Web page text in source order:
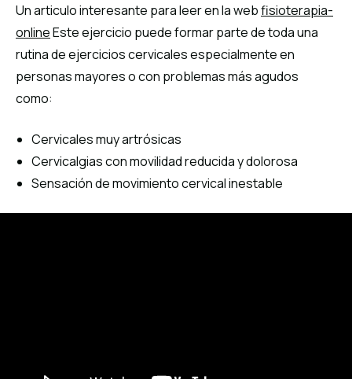
Un articulo interesante para leer en la webfisioterapia-
onlineEste ejercicio puede formar parte de toda una
rutina de ejercicios cervicales especialmente en
personas mayores o con problemas más agudos
como:
Cervicales muy artrósicas
Cervicalgias con movilidad reducida y dolorosa
Sensación de movimiento cervical inestable